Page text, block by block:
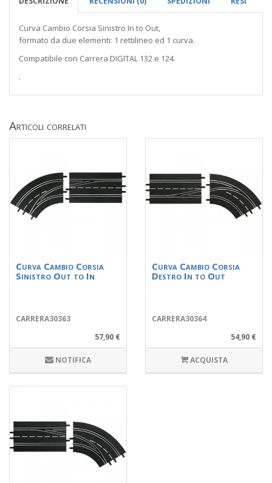
Curva Cambio Corsia Sinistro In to Out,
formato da due elementi: 1 rettilineo ed 1 curva.
Compatibile con Carrera DIGITAL 132 e 124.
.
Articoli correlati
Curva Cambio Corsia
Sinistro Out to In
CARRERA30363
57,90 €
NOTIFICA
Curva Cambio Corsia
Destro In to Out
CARRERA30364
54,90 €
ACQUISTA